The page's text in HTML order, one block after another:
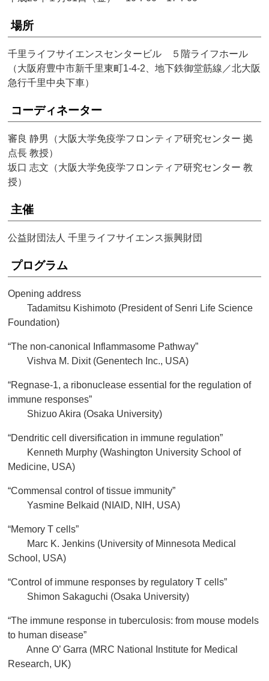
場所
千里ライフサイエンスセンタービル ５階ライフホール
（大阪府豊中市新千里東町1-4-2、地下鉄御堂筋線／北大阪
急行千里中央下車）
コーディネーター
審良 静男（大阪大学免疫学フロンティア研究センター 拠
点長 教授）
坂口 志文（大阪大学免疫学フロンティア研究センター 教
授）
主催
公益財団法人 千里ライフサイエンス振興財団
プログラム
Opening address
Tadamitsu Kishimoto (President of Senri Life Science
Foundation)
“The non-canonical Inflammasome Pathway”
Vishva M. Dixit (Genentech Inc., USA)
“Regnase-1, a ribonuclease essential for the regulation of
immune responses”
Shizuo Akira (Osaka University)
“Dendritic cell diversification in immune regulation”
Kenneth Murphy (Washington University School of
Medicine, USA)
“Commensal control of tissue immunity”
Yasmine Belkaid (NIAID, NIH, USA)
“Memory T cells”
Marc K. Jenkins (University of Minnesota Medical
School, USA)
“Control of immune responses by regulatory T cells”
Shimon Sakaguchi (Osaka University)
“The immune response in tuberculosis: from mouse models
to human disease”
Anne O’ Garra (MRC National Institute for Medical
Research, UK)